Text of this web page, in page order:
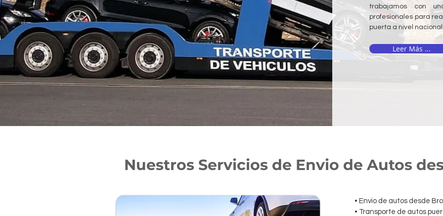
trabajamos con
profesionales para
puerta a nivel
Leer Más ...
Nuestros Servicios de Envio de Autos
• Envio de autos desde
• Transporte de autos